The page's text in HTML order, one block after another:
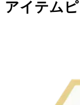
アイテム